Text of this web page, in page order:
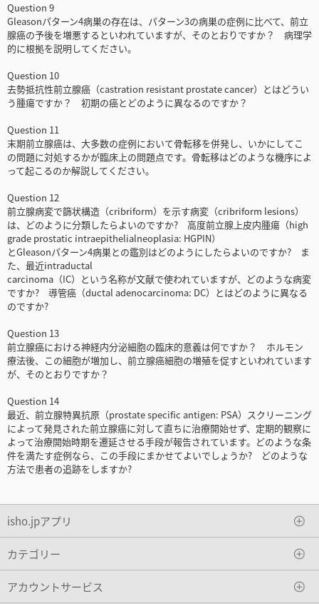
Question 9
Gleasonパターン4病巣の存在は、パターン3の病巣の症例に比べて、前立
腺癌の予後を増悪するといわれていますが、そのとおりですか？ 病理学
的に根拠を説明してください。
Question 10
去勢抵抗性前立腺癌（castration resistant prostate cancer）とはどうい
う腫瘍ですか？ 初期の癌とどのように異なるのですか？
Question 11
末期前立腺癌は、大多数の症例において骨転移を併発し、いかにしてこ
の問題に対処するかが臨床上の問題点です。骨転移はどのような機序によ
って起こるのか解説してください。
Question 12
前立腺病変で篩状構造（cribriform）を示す病変（cribriform lesions）
は、どのように分類したらよいのですか? 高度前立腺上皮内腫瘍（high
grade prostatic intraepithelialneoplasia: HGPIN）
とGleasonパターン4病巣との鑑別はどのようにしたらよいのですか? ま
た、最近intraductal
carcinoma（IC）という名称が文献で使われていますが、どのような病変
ですか? 導管癌（ductal adenocarcinoma: DC）とはどのように異なる
のですか?
Question 13
前立腺癌における神経内分泌細胞の臨床的意義は何ですか？ ホルモン
療法後、この細胞が増加し、前立腺癌細胞の増殖を促すといわれています
が、そのとおりですか？
Question 14
最近、前立腺特異抗原（prostate specific antigen: PSA）スクリーニング
によって発見された前立腺癌に対して直ちに治療開始せず、定期的観察に
よって治療開始時期を遷延させる手段が報告されています。どのような条
件を満たす症例なら、この手段にまかせてよいでしょうか? どのような
方法で患者の追跡をしますか?
isho.jpアプリ
カテゴリー
アカウントサービス